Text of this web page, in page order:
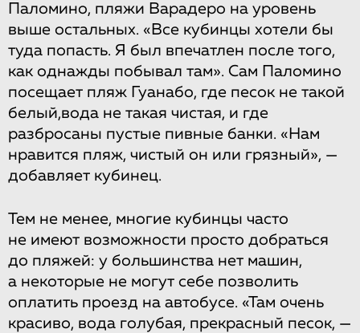
Паломино, пляжи Варадеро на уровень
выше остальных. «Все кубинцы хотели бы
туда попасть. Я был впечатлен после того,
как однажды побывал там». Сам Паломино
посещает пляж Гуанабо, где песок не такой
белый,вода не такая чистая, и где
разбросаны пустые пивные банки. «Нам
нравится пляж, чистый он или грязный», —
добавляет кубинец.
Тем не менее, многие кубинцы часто
не имеют возможности просто добраться
до пляжей: у большинства нет машин,
а некоторые не могут себе позволить
оплатить проезд на автобусе. «Там очень
красиво, вода голубая, прекрасный песок, —